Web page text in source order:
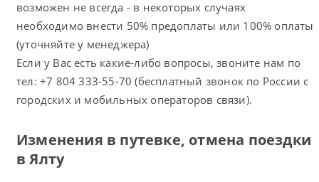
возможен не всегда - в некоторых случаях
необходимо внести 50% предоплаты или 100% оплаты
(уточняйте у менеджера)
Если у Вас есть какие-либо вопросы, звоните нам по
тел: +7 804 333-55-70 (бесплатный звонок по России с
городских и мобильных операторов связи).
Изменения в путевке, отмена поездки
в Ялту